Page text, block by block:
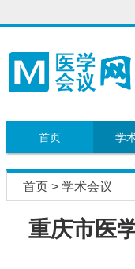
首页 学
首页 > 学术会议
重庆市医